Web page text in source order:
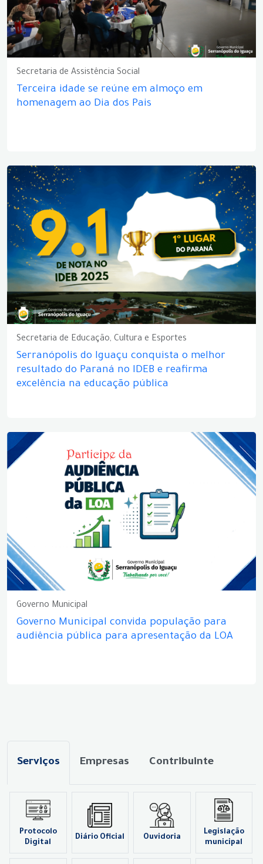
Secretaria de Assistência Social
Terceira idade se reúne em almoço em
homenagem ao Dia dos Pais
Secretaria de Educação, Cultura e Esportes
Serranópolis do Iguaçu conquista o melhor
resultado do Paraná no IDEB e reafirma
excelência na educação pública
Governo Municipal
Governo Municipal convida população para
audiência pública para apresentação da LOA
Serviços Empresas Contribuinte
Protocolo
Digital
Diário Oficial Ouvidoria
Legislação
municipal